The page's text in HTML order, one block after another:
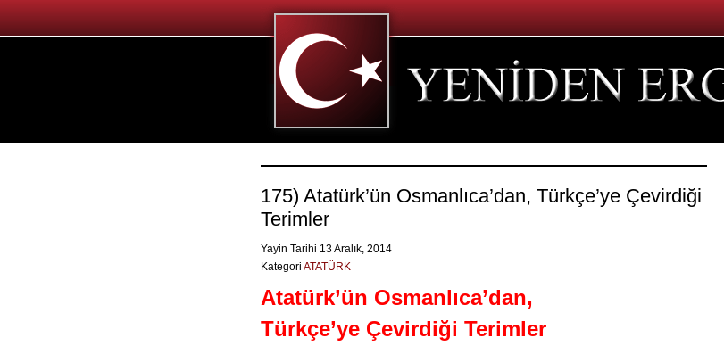
175) Atatürk’ün Osmanlıca’dan, Türkçe’ye Çevirdiği
Terimler
Yayin Tarihi 13 Aralık, 2014
Kategori ATATÜRK
Atatürk’ün Osmanlıca’dan,
Türkçe’ye Çevirdiği Terimler